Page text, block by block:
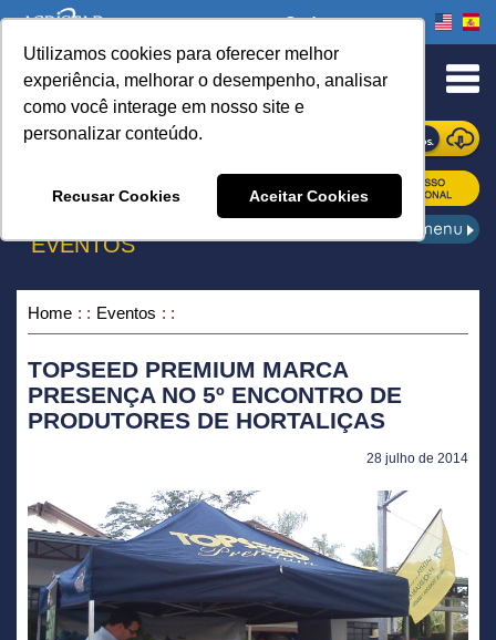
Utilizamos cookies para oferecer melhor
experiência, melhorar o desempenho, analisar
como você interage em nosso site e
personalizar conteúdo.
Recusar Cookies Aceitar Cookies
to Content
Onde comprar
ONDE COMPRAR
EVENTOS
Home Eventos
TOPSEED PREMIUM MARCA
PRESENÇA NO 5º ENCONTRO DE
PRODUTORES DE HORTALIÇAS
28 julho de 2014